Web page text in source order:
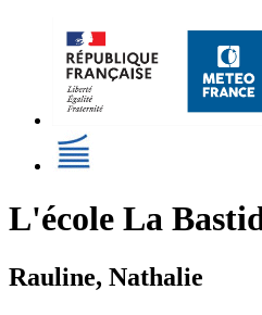
L'école La
Rauline, Nathalie